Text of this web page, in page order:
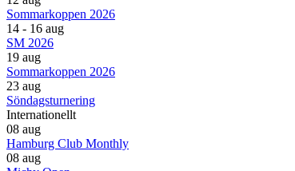
Sommarkoppen 2026
14 - 16 aug
SM 2026
19 aug
Sommarkoppen 2026
23 aug
Söndagsturnering
Internationellt
08 aug
Hamburg Club Monthly
08 aug